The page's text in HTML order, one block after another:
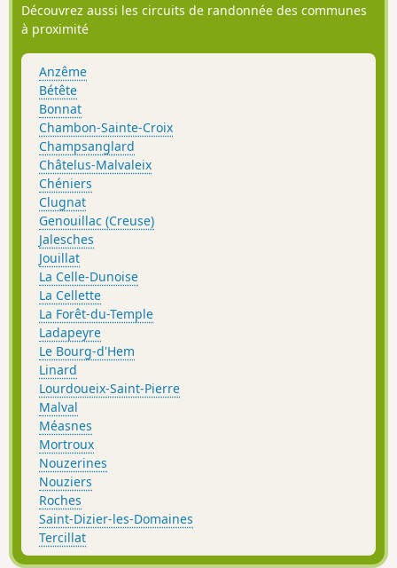
Découvrez aussi les circuits de randonnée des communes
à proximité
Anzême
Bétête
Bonnat
Chambon-Sainte-Croix
Champsanglard
Châtelus-Malvaleix
Chéniers
Clugnat
Genouillac (Creuse)
Jalesches
Jouillat
La Celle-Dunoise
La Cellette
La Forêt-du-Temple
Ladapeyre
Le Bourg-d'Hem
Linard
Lourdoueix-Saint-Pierre
Malval
Méasnes
Mortroux
Nouzerines
Nouziers
Roches
Saint-Dizier-les-Domaines
Tercillat